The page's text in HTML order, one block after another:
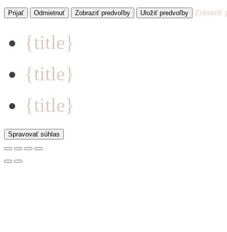
Prijať Odmietnuť Zobraziť predvoľby Uložiť predvoľby Zobraziť
{title}
{title}
{title}
Spravovať súhlas